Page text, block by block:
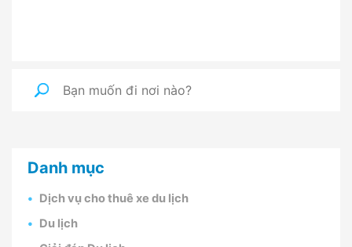
Danh mục
Dịch vụ cho thuê xe du lịch
Du lịch